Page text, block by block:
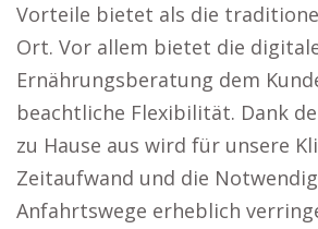
Vorteile bietet als die
Ort. Vor allem bietet die
Ernährungsberatung dem
beachtliche Flexibilität. Dank
zu Hause aus wird für unsere
Zeitaufwand und die
Anfahrtswege erheblich